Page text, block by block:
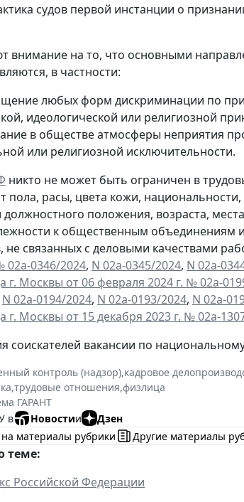
судов первой инстанции о
внимание на то, что основными
в частности:
любых форм дискриминации по
идеологической или религиозной
в обществе атмосферы неприятия
или религиозной исключительности.
никто не может быть ограничен в
пола, расы, цвета кожи,
должностного положения, возраста,
к общественным объединениям
не связанных с деловыми качествами
02а-0346/2024, N 02а-0345/2024, N 02а-
г. Москвы от 06 февраля 2024 г. № 02а-
N 02а-0194/2024, N 02а-0193/2024, N 02а-
г. Москвы от 15 декабря 2023 г. № 02а-
соискателей вакансии по
контроль (надзор),кадровое
,трудовые отношения,физлица
ГАРАНТ
в
Новостии
Дзен
материалы рубрики
Другие материалы
теме:
Российской Федерации